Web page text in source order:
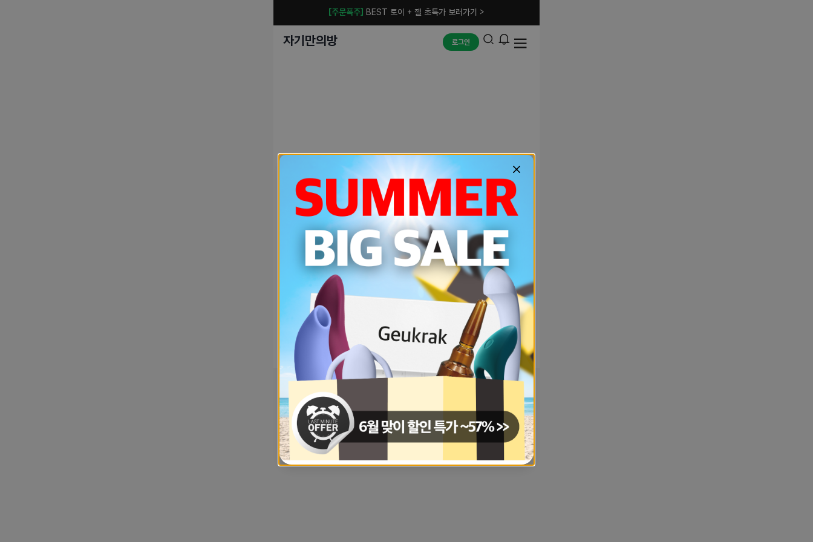
[주문폭주] BEST 토이 + 젤 초특가 보러가기 >
자기만의방 로그인
예상치 못한 에러입니다.